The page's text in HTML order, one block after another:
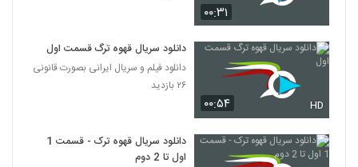
۰۰:۳۱
۰۰:۵۴ HD
دانلود سریال قهوه ترگ قسمت اول
دانلود فیلم و سریال ایرانی بصورت قانونی
۲۶ بازدید
دانلود سریال قهوه ترک - قسمت 1
اول تا 2 دوم